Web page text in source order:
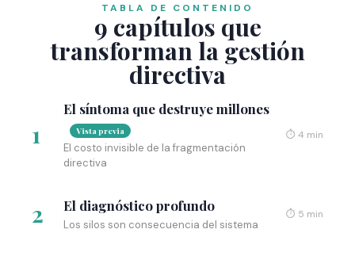
TABLA DE CONTENIDO
9 capítulos que
transforman la gestión
directiva
1
El síntoma que destruye millones
Vista previa
El costo invisible de la fragmentación
directiva
⏱ 4 min
2 El diagnóstico profundo
Los silos son consecuencia del sistema
⏱ 5 min